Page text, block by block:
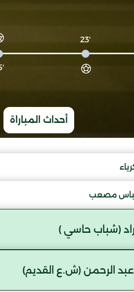
'23
'35
أحداث المباراة
عباس مصعب
(شباب حاسي )
الرحمن (ش.ع القديم)